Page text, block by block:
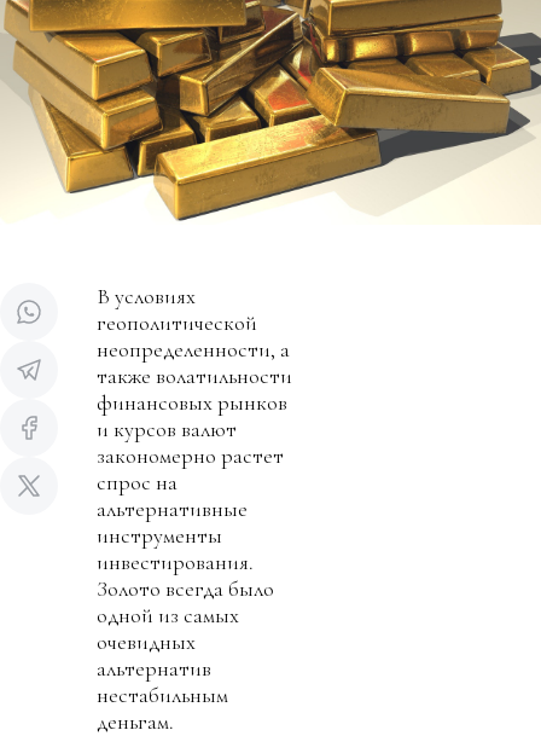
В условиях
геополитической
неопределенности, а
также волатильности
финансовых рынков
и курсов валют
закономерно растет
спрос на
альтернативные
инструменты
инвестирования.
Золото всегда было
одной из самых
очевидных
альтернатив
нестабильным
деньгам.